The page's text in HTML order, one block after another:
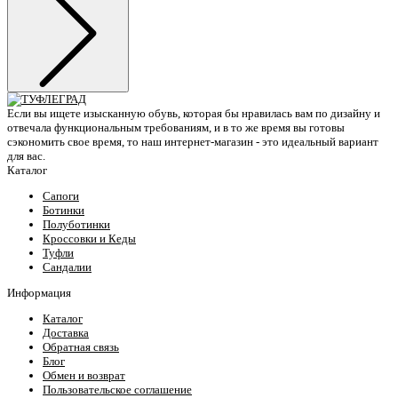
Если вы ищете изысканную обувь, которая бы нравилась вам по дизайну и
отвечала функциональным требованиям, и в то же время вы готовы
сэкономить свое время, то наш интернет-магазин - это идеальный вариант
для вас.
Каталог
Сапоги
Ботинки
Полуботинки
Кроссовки и Кеды
Туфли
Сандалии
Информация
Каталог
Доставка
Обратная связь
Блог
Обмен и возврат
Пользовательское соглашение